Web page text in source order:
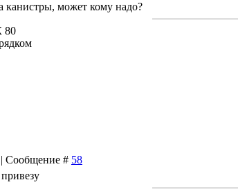
канистры, может кому надо?
80
| Сообщение # 58